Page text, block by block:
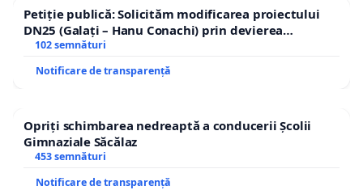
Petiție publică: Solicităm modificarea proiectului
DN25 (Galați – Hanu Conachi) prin devierea
traseului în afara localităților!
102 semnături
Notificare de transparență
Opriți schimbarea nedreaptă a conducerii Școlii
Gimnaziale Săcălaz
453 semnături
Notificare de transparență